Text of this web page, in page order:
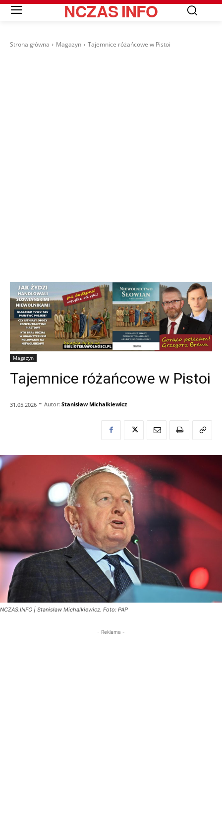
NCZASINFO
Strona główna Magazyn Tajemnice różańcowe w Pistoi
Magazyn
Tajemnice różańcowe w Pistoi
31.05.2026 - Autor: Stanisław Michalkiewicz
NCZAS.INFO | Stanisław Michalkiewicz. Foto: PAP
- Reklama -